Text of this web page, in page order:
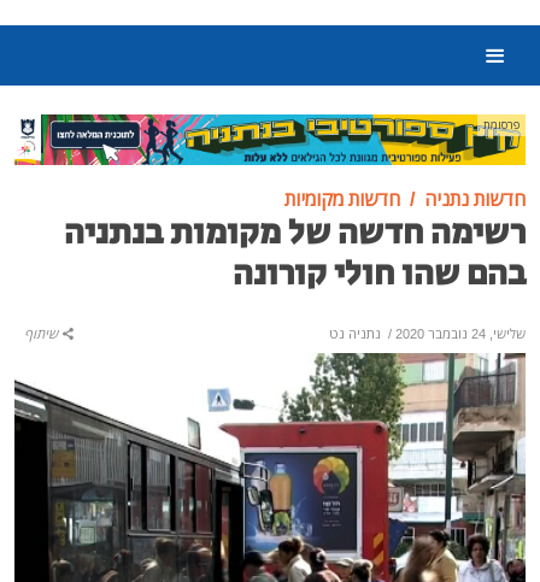
פרסומת
חדשות נתניה חדשות מקומיות
רשימה חדשה של מקומות בנתניה
בהם שהו חולי קורונה
שלישי, 24 נובמבר 2020 / נתניה נט שיתוף